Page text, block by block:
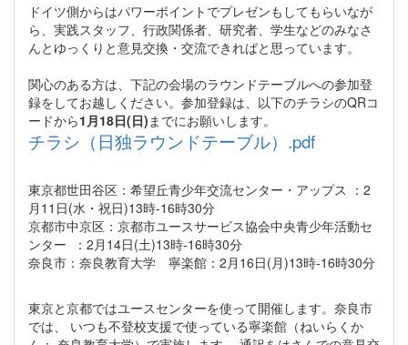
ドイツ側からはパワーポイントでプレゼンもしてもらいなが
ら、実践スタッフ、行政関係者、研究者、学生などのみなさ
んとゆっくりと意見交換・交流できればと思っています。
関心のある方は、下記の会場のラウンドテーブルへの参加登
録をしてお越しください。参加登録は、以下のチラシのQRコ
ードから1月18日(日) までにお願いします。
チラシ（日独ラウンドテーブル）.pdf
東京都世田谷区：希望丘青少年交流センター・アップス ：2
月11日(水・祝日)13時-16時30分
京都市中京区：京都市ユースサービス協会中央青少年活動セ
ンター ：2月14日(土)13時-16時30分
奈良市：奈良教育大学 寧楽館：2月16日(月)13時-16時30分
東京と京都ではユースセンターを使って開催します。奈良市
では、 いつも不登校支援で使っている寧楽館（ねいらくか